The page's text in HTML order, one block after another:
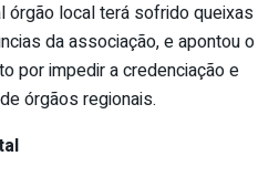
órgão local terá sofrido queixas
da associação, e apontou o
por impedir a credenciação e
órgãos regionais.